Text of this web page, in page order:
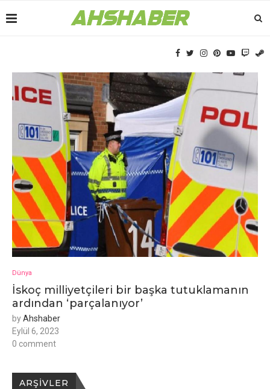
Dünya
İskoç milliyetçileri bir başka tutuklamanın
ardından ‘parçalanıyor’
byAhshaber
Eylül 6, 2023
0 comment
ARŞIVLER